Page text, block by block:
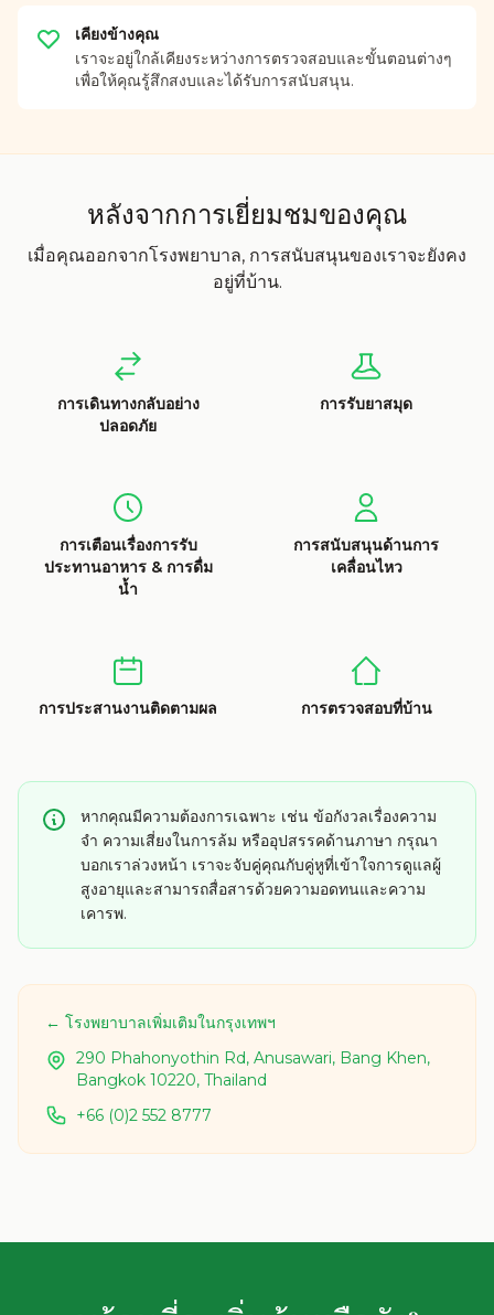
เคียงข้างคุณ
เราจะอยู่ใกล้เคียงระหว่างการตรวจสอบและขั้นตอนต่างๆ
เพื่อให้คุณรู้สึกสงบและได้รับการสนับสนุน.
หลังจากการเยี่ยมชมของคุณ
เมื่อคุณออกจากโรงพยาบาล, การสนับสนุนของเราจะยังคง
อยู่ที่บ้าน.
การเดินทางกลับอย่าง
ปลอดภัย
การรับยาสมุด
การเตือนเรื่องการรับ
ประทานอาหาร & การดื่ม
น้ำ
การสนับสนุนด้านการ
เคลื่อนไหว
การประสานงานติดตามผล การตรวจสอบที่บ้าน
หากคุณมีความต้องการเฉพาะ เช่น ข้อกังวลเรื่องความ
จำ ความเสี่ยงในการล้ม หรืออุปสรรคด้านภาษา กรุณา
บอกเราล่วงหน้า เราจะจับคู่คุณกับคู่หูที่เข้าใจการดูแลผู้
สูงอายุและสามารถสื่อสารด้วยความอดทนและความ
เคารพ.
← โรงพยาบาลเพิ่มเติมในกรุงเทพฯ
290 Phahonyothin Rd, Anusawari, Bang Khen,
Bangkok 10220, Thailand
+66 (0)2 552 8777